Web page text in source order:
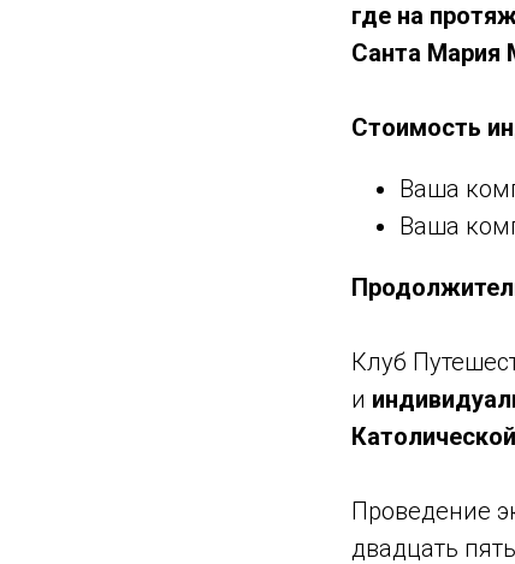
где на
Санта Мария
Стоимость
Ваша
Ваша
Клуб
и
Проведение
двадцать